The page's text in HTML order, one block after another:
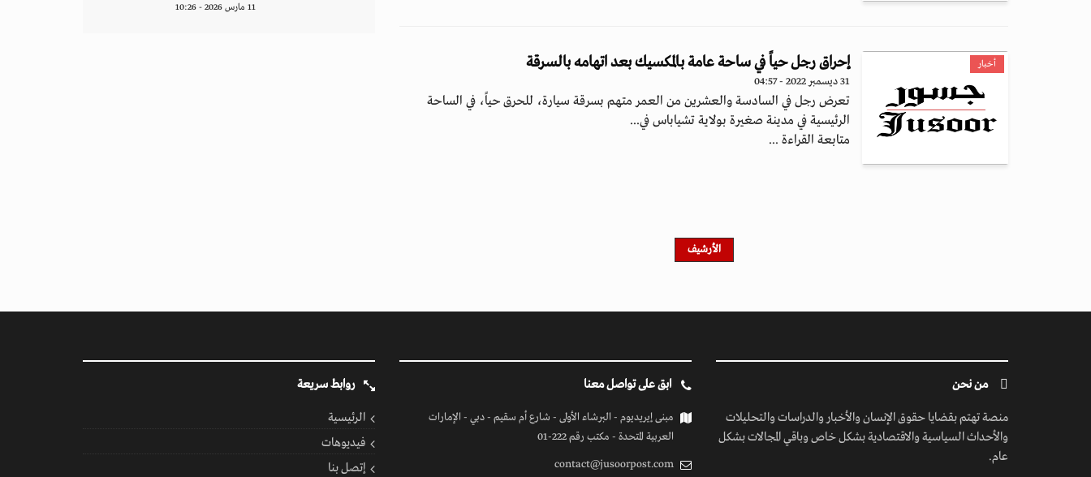
أخبار إحراق رجل حياً في ساحة عامة بالمكسيك بعد اتهامه بالسرقة
31 ديسمبر 2022 - 04:57
تعرض رجل في السادسة والعشرين من العمر متهم بسرقة سيارة، للحرق حياً، في الساحة
الرئيسية في مدينة صغيرة بولاية تشياباس في...
متابعة القراءة ...
الأرشيف
11 مارس 2026 - 10:26
من نحن
منصة تهتم بقضايا حقوق الإنسان والأخبار والدراسات والتحليلات
والأحداث السياسية والاقتصادية بشكل خاص وباقي المجالات بشكل
عام.
ابق على تواصل معنا
مبنى إيريديوم - البرشاء الأولى - شارع أم سقيم - دبي - الإمارات
العربية المتحدة - مكتب رقم 222-01
contact@jusoorpost.com
روابط سريعة
الرئيسية
فيديوهات
إتصل بنا